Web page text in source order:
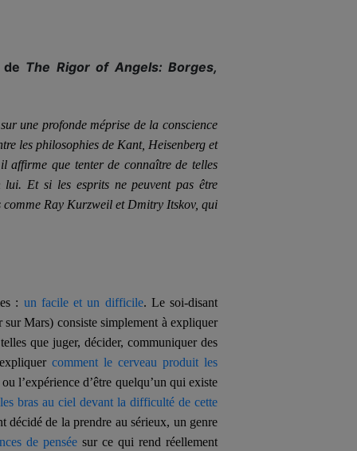
The Rigor of Angels: Borges,
une profonde méprise de la conscience
les philosophies de Kant, Heisenberg et
affirme que tenter de connaître de telles
Et si les esprits ne peuvent pas être
comme Ray Kurzweil et Dmitry Itskov, qui
: un facile et un difficile. Le soi-disant
Mars) consiste simplement à expliquer
que juger, décider, communiquer des
comment le cerveau produit les
l’expérience d’être quelqu’un qui existe
bras au ciel devant la difficulté de cette
décidé de la prendre au sérieux, un genre
de pensée sur ce qui rend réellement